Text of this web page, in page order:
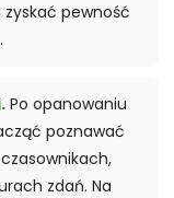
pewność
Po opanowaniu
poznawać
zdań. Na